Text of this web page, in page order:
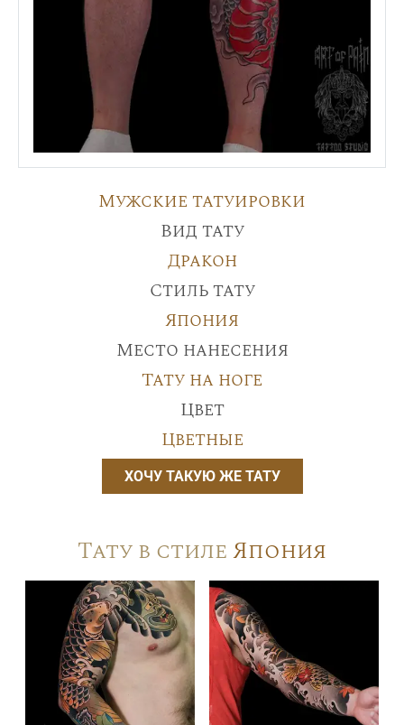
Мужские татуировки
Вид тату
Дракон
Стиль тату
Япония
Место нанесения
Тату на ноге
Цвет
Цветные
ХОЧУ ТАКУЮ ЖЕ ТАТУ
Тату в стилеЯпония